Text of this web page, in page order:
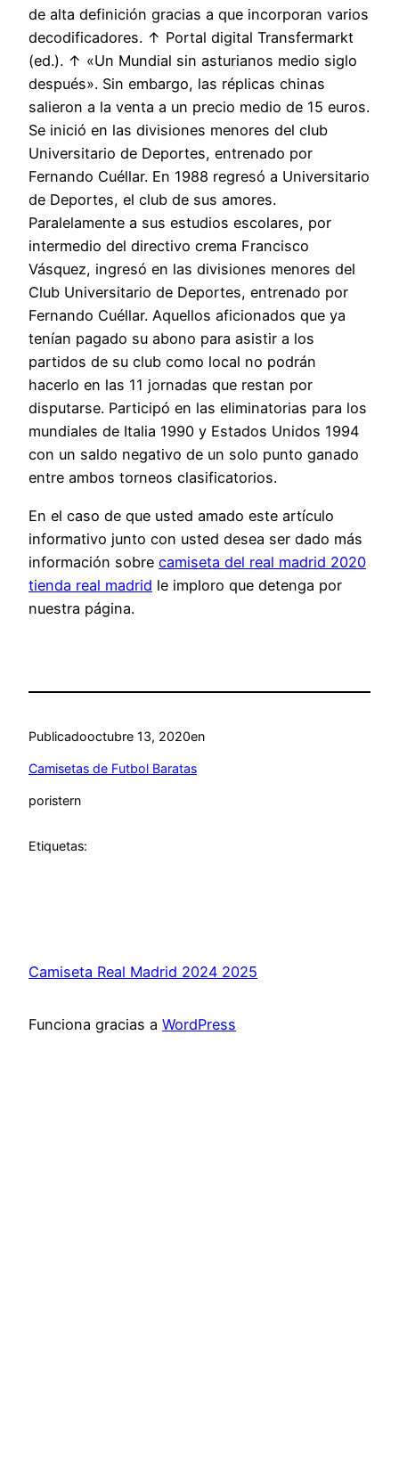
de alta definición gracias a que incorporan varios
decodificadores. ↑ Portal digital Transfermarkt
(ed.). ↑ «Un Mundial sin asturianos medio siglo
después». Sin embargo, las réplicas chinas
salieron a la venta a un precio medio de 15 euros.
Se inició en las divisiones menores del club
Universitario de Deportes, entrenado por
Fernando Cuéllar. En 1988 regresó a Universitario
de Deportes, el club de sus amores.
Paralelamente a sus estudios escolares, por
intermedio del directivo crema Francisco
Vásquez, ingresó en las divisiones menores del
Club Universitario de Deportes, entrenado por
Fernando Cuéllar. Aquellos aficionados que ya
tenían pagado su abono para asistir a los
partidos de su club como local no podrán
hacerlo en las 11 jornadas que restan por
disputarse. Participó en las eliminatorias para los
mundiales de Italia 1990 y Estados Unidos 1994
con un saldo negativo de un solo punto ganado
entre ambos torneos clasificatorios.
En el caso de que usted amado este artículo
informativo junto con usted desea ser dado más
información sobre camiseta del real madrid 2020
tienda real madrid le imploro que detenga por
nuestra página.
Publicadooctubre 13, 2020en
Camisetas de Futbol Baratas
poristern
Etiquetas:
Camiseta Real Madrid 2024 2025
Funciona gracias a WordPress